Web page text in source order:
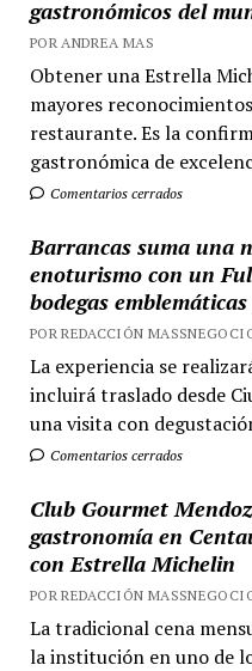
gastronómicos del
POR ANDREA MAS
Obtener una Estrella
mayores
restaurante. Es la
gastronómica de
Comentarios cerrados
Barrancas suma una
enoturismo con un
bodegas
POR REDACCIÓN
La experiencia se
incluirá traslado desde
una visita con
Comentarios cerrados
Club Gourmet
gastronomía en
con Estrella Michelin
POR REDACCIÓN
La tradicional cena
la institución en uno de